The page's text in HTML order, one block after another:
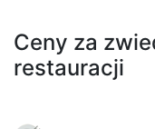
Ceny za
restauracji